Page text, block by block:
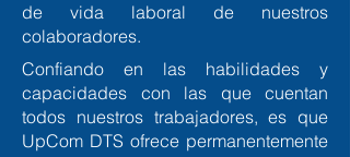
de vida laboral de nuestros
colaboradores.
Confiando en las habilidades y
capacidades con las que cuentan
todos nuestros trabajadores, es que
UpCom DTS ofrece permanentemente